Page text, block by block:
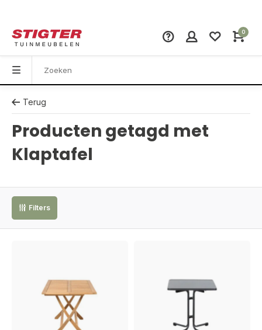
0
Terug
Producten getagd met
Klaptafel
Filters